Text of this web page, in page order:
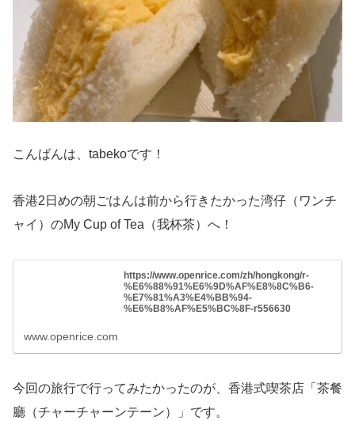
こんばんは、tabekoです！
香港2日めの朝ごはんは前から行きたかった湾仔（ワンチ
ャイ）のMy Cup of Tea（我杯茶）へ！
https://www.openrice.com/zh/hongkong/r-
%E6%88%91%E6%9D%AF%E8%8C%B6-
%E7%81%A3%E4%BB%94-
%E6%B8%AF%E5%BC%8F-r556630
www.openrice.com
今回の旅行で行ってみたかったのが、香港式喫茶店「茶餐
廳（チャーチャーンテーン）」です。